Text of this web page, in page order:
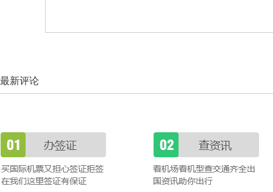
最新评论